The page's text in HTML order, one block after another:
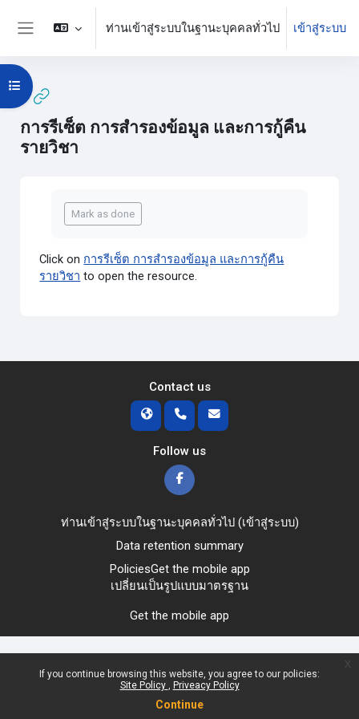
ข้ามไปที่เนื้อหาหลัก
If you continue browsing this website, you agree to our policies:
Site Policy
Priveacy Policy
Continue
ท่านเข้าสู่ระบบในฐานะบุคคลทั่วไป เข้าสู่ระบบ
การรีเซ็ต การสำรองข้อมูล และการกู้คืน
รายวิชา
Open course index
Mark as done
Click on การรีเซ็ต การสำรองข้อมูล และการกู้คืน
รายวิชา to open the resource.
Contact us
Follow us
ท่านเข้าสู่ระบบในฐานะบุคคลทั่วไป (เข้าสู่ระบบ)
Data retention summary
PoliciesGet the mobile app
เปลี่ยนเป็นรูปแบบมาตรฐาน
Get the mobile app